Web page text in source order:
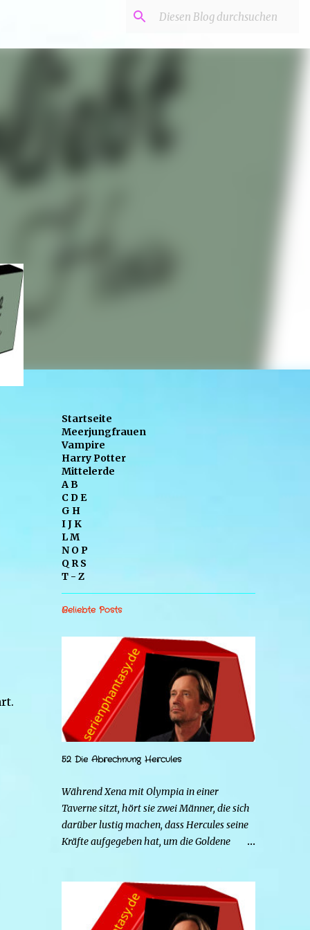
Startseite
Meerjungfrauen
Vampire
Harry Potter
Mittelerde
A B
C D E
G H
I J K
L M
N O P
Q R S
T - Z
Beliebte Posts
52 Die Abrechnung Hercules
Während Xena mit Olympia in einer
Taverne sitzt, hört sie zwei Männer, die sich
darüber lustig machen, dass Hercules seine
Kräfte aufgegeben hat, um die Goldene
Grund zu gehen. Tatsächlich handelt es sich
bei den beiden Männern um Mars und Strife.
Serena ist glücklich mit ihrem neuen Leben